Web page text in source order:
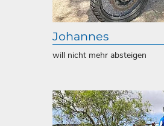
Johannes
will nicht mehr absteigen